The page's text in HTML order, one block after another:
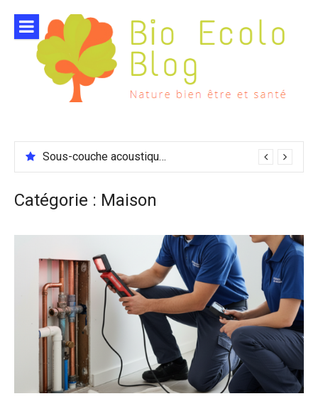
contenu
Sous-couche acoustique compatible chauffage sol
Catégorie : Maison